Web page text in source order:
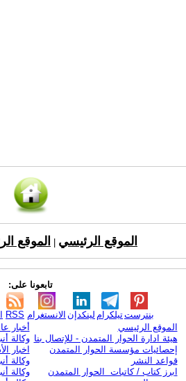
الموقع الرئيسي الموقع
تابعونا على:
RSS الانستغرام لينكدإن تيلكرامبنترست
الموقع الرئيسي
هيئة ادارة الحوار المتمدن - للإتصال بنا
إحصائيات مؤسسة الحوار المتمدن
قواعد النشر
ابرز كتاب / كاتبات الحوار المتمدن
أخبار
وكالة
اخبار
وكالة
وكالة